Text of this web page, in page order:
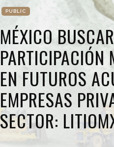
PUBLIC
MÉXICO
PARTICIPACIÓN
EN FUTUROS
EMPRESAS
SECTOR: